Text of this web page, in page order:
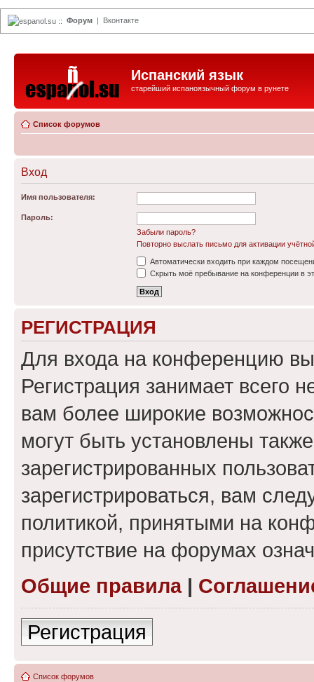
espanol.su :: Форум | Вконтакте
Испанский язык
старейший испаноязычный форум в рунете
Список форумов
Вход
Имя пользователя:
Пароль:
Забыли пароль?
Повторно выслать письмо для активации
Автоматически входить при каждом
Скрыть моё пребывание на конференции в
РЕГИСТРАЦИЯ
Для входа на конференцию
Регистрация занимает всего
вам более широкие
могут быть установлены
зарегистрированных
зарегистрироваться, вам
политикой, принятыми на
присутствие на форумах
Общие правила|
Регистрация
Список форумов